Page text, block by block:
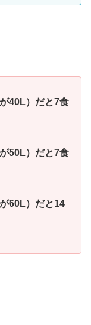
40L）だと7食
50L）だと7食
60L）だと14